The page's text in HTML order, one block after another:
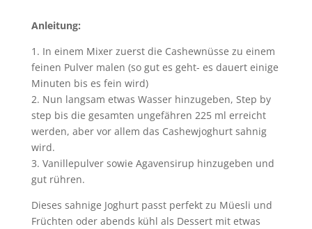
Anleitung:
1. In einem Mixer zuerst die Cashewnüsse zu einem
feinen Pulver malen (so gut es geht- es dauert einige
Minuten bis es fein wird)
2. Nun langsam etwas Wasser hinzugeben, Step by
step bis die gesamten ungefähren 225 ml erreicht
werden, aber vor allem das Cashewjoghurt sahnig
wird.
3. Vanillepulver sowie Agavensirup hinzugeben und
gut rühren.
Dieses sahnige Joghurt passt perfekt zu Müesli und
Früchten oder abends kühl als Dessert mit etwas